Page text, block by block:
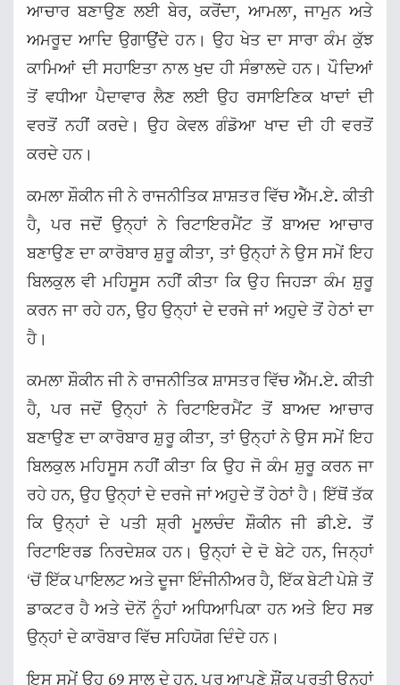
ਆਚਾਰ ਬਣਾਉਣ ਲਈ ਬੇਰ, ਕਰੋਂਦਾ, ਆਮਲਾ, ਜਾਮੁਨ ਅਤੇ
ਅਮਰੂਦ ਆਦਿ ਉਗਾਉਂਦੇ ਹਨ। ਉਹ ਖੇਤ ਦਾ ਸਾਰਾ ਕੰਮ ਕੁੱਝ
ਕਾਮਿਆਂ ਦੀ ਸਹਾਇਤਾ ਨਾਲ ਖੁਦ ਹੀ ਸੰਭਾਲਦੇ ਹਨ। ਪੌਦਿਆਂ
ਤੋਂ ਵਧੀਆ ਪੈਦਾਵਾਰ ਲੈਣ ਲਈ ਉਹ ਰਸਾਇਣਿਕ ਖਾਦਾਂ ਦੀ
ਵਰਤੋਂ ਨਹੀਂ ਕਰਦੇ। ਉਹ ਕੇਵਲ ਗੰਡੋਆ ਖਾਦ ਦੀ ਹੀ ਵਰਤੋਂ
ਕਰਦੇ ਹਨ।
ਕਮਲਾ ਸ਼ੌਕੀਨ ਜੀ ਨੇ ਰਾਜਨੀਤਿਕ ਸ਼ਾਸ਼ਤਰ ਵਿੱਚ ਐੱਮ.ਏ. ਕੀਤੀ
ਹੈ, ਪਰ ਜਦੋਂ ਉਨ੍ਹਾਂ ਨੇ ਰਿਟਾਇਰਮੈਂਟ ਤੋਂ ਬਾਅਦ ਆਚਾਰ
ਬਣਾਉਣ ਦਾ ਕਾਰੋਬਾਰ ਸ਼ੁਰੂ ਕੀਤਾ, ਤਾਂ ਉਨ੍ਹਾਂ ਨੇ ਉਸ ਸਮੇਂ ਇਹ
ਬਿਲਕੁਲ ਵੀ ਮਹਿਸੂਸ ਨਹੀਂ ਕੀਤਾ ਕਿ ਉਹ ਜਿਹੜਾ ਕੰਮ ਸ਼ੁਰੂ
ਕਰਨ ਜਾ ਰਹੇ ਹਨ, ਉਹ ਉਨ੍ਹਾਂ ਦੇ ਦਰਜੇ ਜਾਂ ਅਹੁਦੇ ਤੋਂ ਹੇਠਾਂ ਦਾ
ਹੈ।
ਕਮਲਾ ਸ਼ੌਕੀਨ ਜੀ ਨੇ ਰਾਜਨੀਤਿਕ ਸ਼ਾਸਤਰ ਵਿੱਚ ਐੱਮ.ਏ. ਕੀਤੀ
ਹੈ, ਪਰ ਜਦੋਂ ਉਨ੍ਹਾਂ ਨੇ ਰਿਟਾਇਰਮੈਂਟ ਤੋਂ ਬਾਅਦ ਆਚਾਰ
ਬਣਾਉਣ ਦਾ ਕਾਰੋਬਾਰ ਸ਼ੁਰੂ ਕੀਤਾ, ਤਾਂ ਉਨ੍ਹਾਂ ਨੇ ਉਸ ਸਮੇਂ ਇਹ
ਬਿਲਕੁਲ ਮਹਿਸੂਸ ਨਹੀਂ ਕੀਤਾ ਕਿ ਉਹ ਜੋ ਕੰਮ ਸ਼ੁਰੂ ਕਰਨ ਜਾ
ਰਹੇ ਹਨ, ਉਹ ਉਨ੍ਹਾਂ ਦੇ ਦਰਜੇ ਜਾਂ ਅਹੁਦੇ ਤੋਂ ਹੇਠਾਂ ਹੈ। ਇੱਥੋਂ ਤੱਕ
ਕਿ ਉਨ੍ਹਾਂ ਦੇ ਪਤੀ ਸ਼੍ਰੀ ਮੂਲਚੰਦ ਸ਼ੌਕੀਨ ਜੀ ਡੀ.ਏ. ਤੋਂ
ਰਿਟਾਇਰਡ ਨਿਰਦੇਸ਼ਕ ਹਨ। ਉਨ੍ਹਾਂ ਦੇ ਦੋ ਬੇਟੇ ਹਨ, ਜਿਨ੍ਹਾਂ
‘ਚੋਂ ਇੱਕ ਪਾਇਲਟ ਅਤੇ ਦੂਜਾ ਇੰਜੀਨੀਅਰ ਹੈ, ਇੱਕ ਬੇਟੀ ਪੇਸ਼ੇ ਤੋਂ
ਡਾਕਟਰ ਹੈ ਅਤੇ ਦੋਨੋਂ ਨੂੰਹਾਂ ਅਧਿਆਪਿਕਾ ਹਨ ਅਤੇ ਇਹ ਸਭ
ਉਨ੍ਹਾਂ ਦੇ ਕਾਰੋਬਾਰ ਵਿੱਚ ਸਹਿਯੋਗ ਦਿੰਦੇ ਹਨ।
ਇਸ ਸਮੇਂ ਉਹ 69 ਸਾਲ ਦੇ ਹਨ, ਪਰ ਆਪਣੇ ਸ਼ੌਂਕ ਪ੍ਰਤੀ ਉਨ੍ਹਾਂ